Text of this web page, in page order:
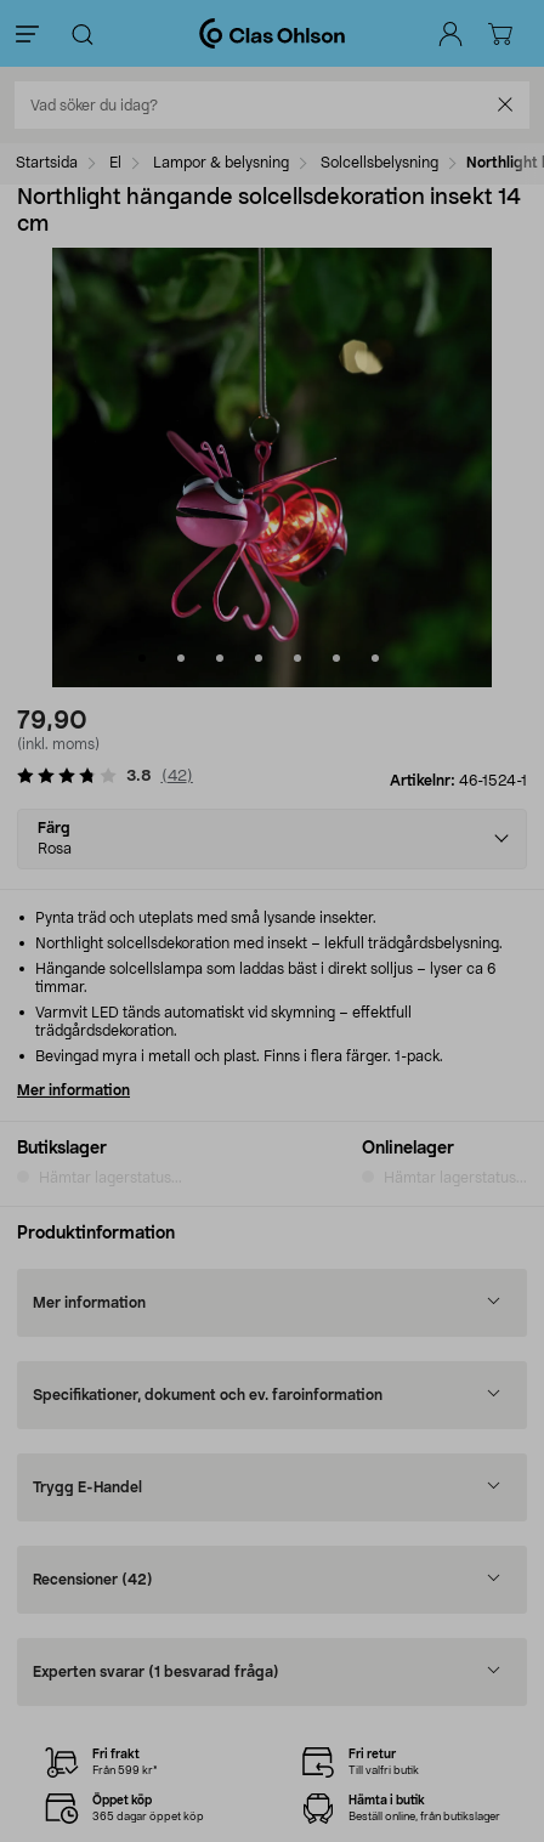
Startsida El Lampor & belysning Solcellsbelysning Northlight
Northlight hängande solcellsdekoration insekt 14
cm
79,90
(inkl. moms)
Artikelnr: 46-1524-1
3.8 (42)
Select
variant
Färg
Rosa
Butikslager
Hämtar lagerstatus...
Onlinelager
Hämtar lagerstatus...
Pynta träd och uteplats med små lysande insekter.
Northlight solcellsdekoration med insekt – lekfull trädgårdsbelysning.
Hängande solcellslampa som laddas bäst i direkt solljus – lyser ca 6
timmar.
Varmvit LED tänds automatiskt vid skymning – effektfull
trädgårdsdekoration.
Bevingad myra i metall och plast. Finns i flera färger. 1-pack.
Mer information
Produktinformation
Mer information
Specifikationer, dokument och ev. faroinformation
Trygg E-Handel
Recensioner (42)
Experten svarar (1 besvarad fråga)
Fri frakt
Från 599 kr*
Fri retur
Till valfri butik
Öppet köp
365 dagar öppet köp
Hämta i butik
Beställ online, från butikslager